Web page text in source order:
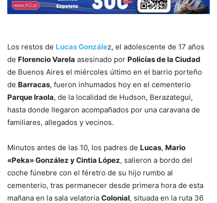
Los restos de Lucas González, el adolescente de 17 años
de Florencio Varela asesinado por Policías de la Ciudad
de Buenos Aires el miércoles último en el barrio porteño
de Barracas, fueron inhumados hoy en el cementerio
Parque Iraola, de la localidad de Hudson, Berazategui,
hasta donde llegaron acompañados por una caravana de
familiares, allegados y vecinos.
Minutos antes de las 10, los padres de Lucas, Mario
«Peka» González y Cintia López, salieron a bordo del
coche fúnebre con el féretro de su hijo rumbo al
cementerio, tras permanecer desde primera hora de esta
mañana en la sala velatoria Colonial, situada en la ruta 36